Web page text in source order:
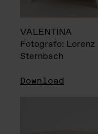
VALENTINA
Fotografo: Lorenz
Sternbach
Download